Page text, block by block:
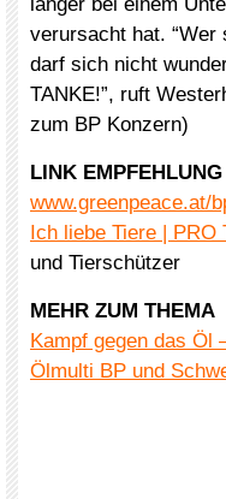
verursacht hat.
darf sich nicht
TANKE!”, ruft
zum BP Konzern)
LINK EMPFEHLUNG
www.greenpeace.at/
Ich liebe Tiere | PRO
und Tierschützer
MEHR ZUM THEMA
Kampf gegen das Öl
Ölmulti BP und